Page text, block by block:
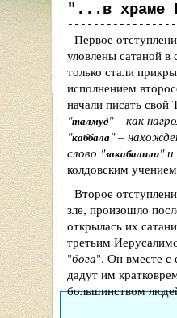
"...в храме
Первое
уловлены сатаной
только стали
исполнением
начали писать
"талмуд" – как
"каббала" –
слово "закабалили"
колдовским
Второе
зле, произошло
открылась их
третьим
"бога". Он вместе с
дадут им
большинством